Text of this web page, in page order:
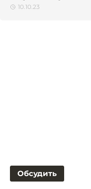
10.10.23
Обсудить